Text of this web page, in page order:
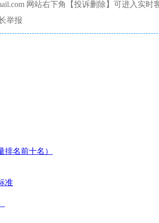
网站右下角【投诉删除】可进入实时
举报
名前十名）
准